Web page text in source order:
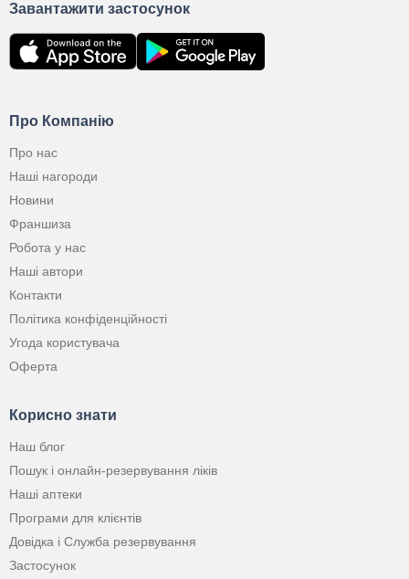
Про Компанію
Про нас
Наші нагороди
Новини
Франшиза
Робота у нас
Наші автори
Контакти
Політика конфіденційності
Угода користувача
Оферта
Корисно знати
Наш блог
Пошук і онлайн-резервування ліків
Наші аптеки
Програми для клієнтів
Довідка і Служба резервування
Застосунок
Завантажити застосунок